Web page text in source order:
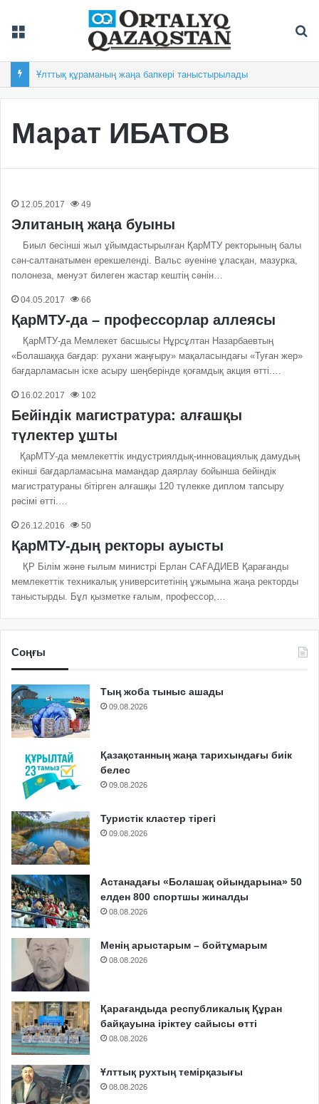
Ұлттық құраманың жаңа бапкері таныстырылады
Марат ИБАТОВ
12.05.2017 49
Элитаның жаңа буыны
Биыл бесінші жыл ұйымдастырылған ҚарМТУ ректорының балы
сән-салтанатымен ерекшеленді. Вальс әуеніне ұласқан, мазурка,
полонеза, менуэт билеген жастар кештің сәнін…
04.05.2017 66
ҚарМТУ-да – профессорлар аллеясы
ҚарМТУ-да Мемлекет басшысы Нұрсұлтан Назарбаевтың
«Болашаққа бағдар: рухани жаңғыру» мақаласындағы «Туған жер»
бағдарламасын іске асыру шеңберінде қоғамдық акция өтті.…
16.02.2017 102
Бейіндік магистратура: алғашқы
түлектер ұшты
ҚарМТУ-да мемлекеттік индустриялдық-инновациялық дамудың
екінші бағдарламасына мамандар даярлау бойынша бейіндік
магистратураны бітірген алғашқы 120 түлекке диплом тапсыру
рәсімі өтті.…
26.12.2016 50
ҚарМТУ-дың ректоры ауысты
ҚР Білім және ғылым министрі Ерлан САҒАДИЕВ Қарағанды
мемлекеттік техникалық университетінің ұжымына жаңа ректорды
таныстырды. Бұл қызметке ғалым, профессор,…
Соңғы
Тың жоба тыныс ашады
09.08.2026
Қазақстанның жаңа тарихындағы биік
белес
09.08.2026
Туристік кластер тірегі
09.08.2026
Астанадағы «Болашақ ойындарына» 50
елден 800 спортшы жиналды
08.08.2026
Менің арыстарым – бойтұмарым
08.08.2026
Қарағандыда республикалық Құран
байқауына іріктеу сайысы өтті
08.08.2026
Ұлттық рухтың темірқазығы
08.08.2026